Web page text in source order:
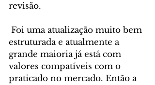
revisão.
estruturada e atualmente a
grande maioria já está com
valores compatíveis com o
praticado no mercado. Então a